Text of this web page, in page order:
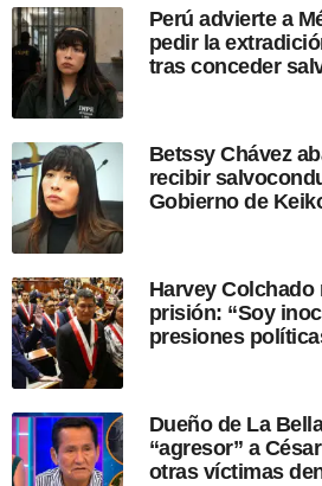
p
b
a
c
i
Perú advierte a
pedir la
tras conceder
Betssy Chávez
recibir
Gobierno de
Harvey Colchado
prisión: “Soy
presiones
Dueño de La
“agresor” a
otras víctimas